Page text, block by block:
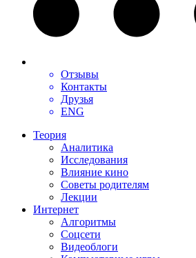
Отзывы
Контакты
Друзья
ENG
Теория
Аналитика
Исследования
Влияние кино
Советы родителям
Лекции
Интернет
Алгоритмы
Соцсети
Видеоблоги